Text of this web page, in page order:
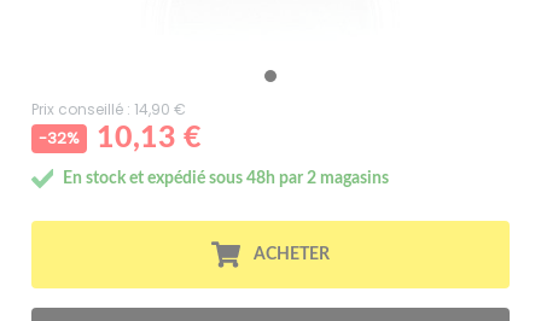
Prix conseillé : 14,90 €
-32%
10,13 €
En stock et expédié sous 48h par 2 magasins
ACHETER